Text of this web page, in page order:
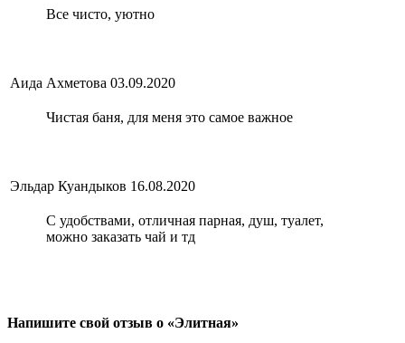
Все чисто, уютно
Аида Ахметова 03.09.2020
Чистая баня, для меня это самое важное
Эльдар Куандыков 16.08.2020
С удобствами, отличная парная, душ, туалет,
можно заказать чай и тд
Напишите свой отзыв о «Элитная»